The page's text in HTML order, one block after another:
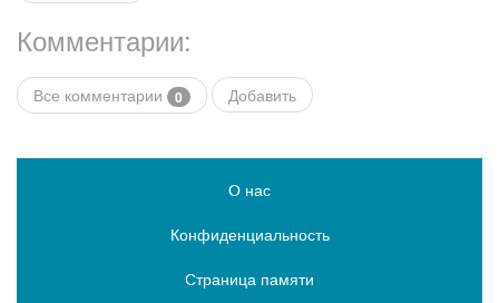
Комментарии:
Все комментарии 0 Добавить
О нас
Конфиденциальность
Страница памяти